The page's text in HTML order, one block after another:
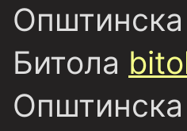
Општинска
Битола
Општинска